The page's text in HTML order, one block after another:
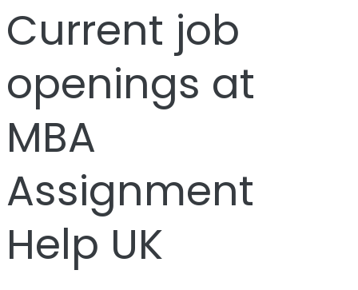
Current job
openings at
MBA
Assignment
Help UK